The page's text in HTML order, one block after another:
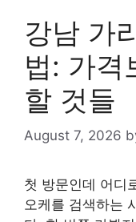
강남 가
법: 가격
할 것들
August 7, 2026
첫 방문인데 어디
오케를 검색하는